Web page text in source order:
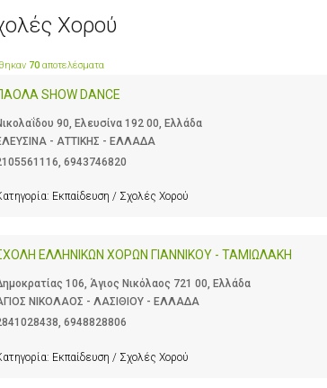
Χορού
70 αποτελέσματα
SHOW DANCE
90, Ελευσίνα 192 00, Ελλάδα
- ΑΤΤΙΚΗΣ - ΕΛΛΑΔΑ
, 6943746820
Εκπαίδευση / Σχολές Χορού
ΕΛΛΗΝΙΚΩΝ ΧΟΡΩΝ ΓΙΑΝΝΙΚΟΥ - ΤΑΜΙΩΛΑΚΗ
106, Άγιος Νικόλαος 721 00, Ελλάδα
ΝΙΚΟΛΑΟΣ - ΛΑΣΙΘΙΟΥ - ΕΛΛΑΔΑ
, 6948828806
Εκπαίδευση / Σχολές Χορού